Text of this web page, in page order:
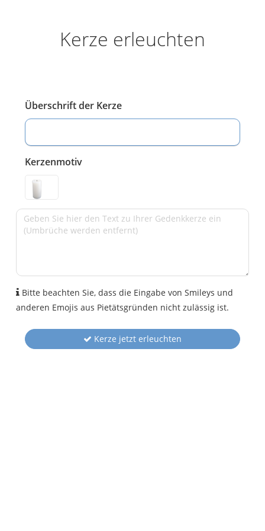
Kerze erleuchten
Überschrift der Kerze
Kerzenmotiv
Bitte beachten Sie, dass die Eingabe von Smileys und
anderen Emojis aus Pietätsgründen nicht zulässig ist.
Kerze jetzt erleuchten